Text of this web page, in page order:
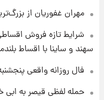
۱ روز پیش
مهران غفوریان از
شرایط تازه فروش
سهند و ساینا با اقساط
فال روزانه واقعی پنجشنبه ۱۵ مرداد
حمله لفظی قیصر به ابی